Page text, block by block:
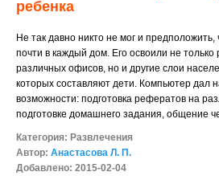
ребенка
Не так давно никто не мог и
почти в каждый дом. Его освоили не только
различных офисов, но и другие слои
которых составляют дети. Компьютер дал
возможности: подготовка рефератов на
подготовке домашнего задания, общение
Категория: Развлечения
Автор: Анастасова Л. П.
Добавлено: 2015-02-04